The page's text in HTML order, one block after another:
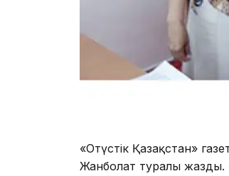
«Оңтүстік Қазақстан»
Жанболат туралы жазды.